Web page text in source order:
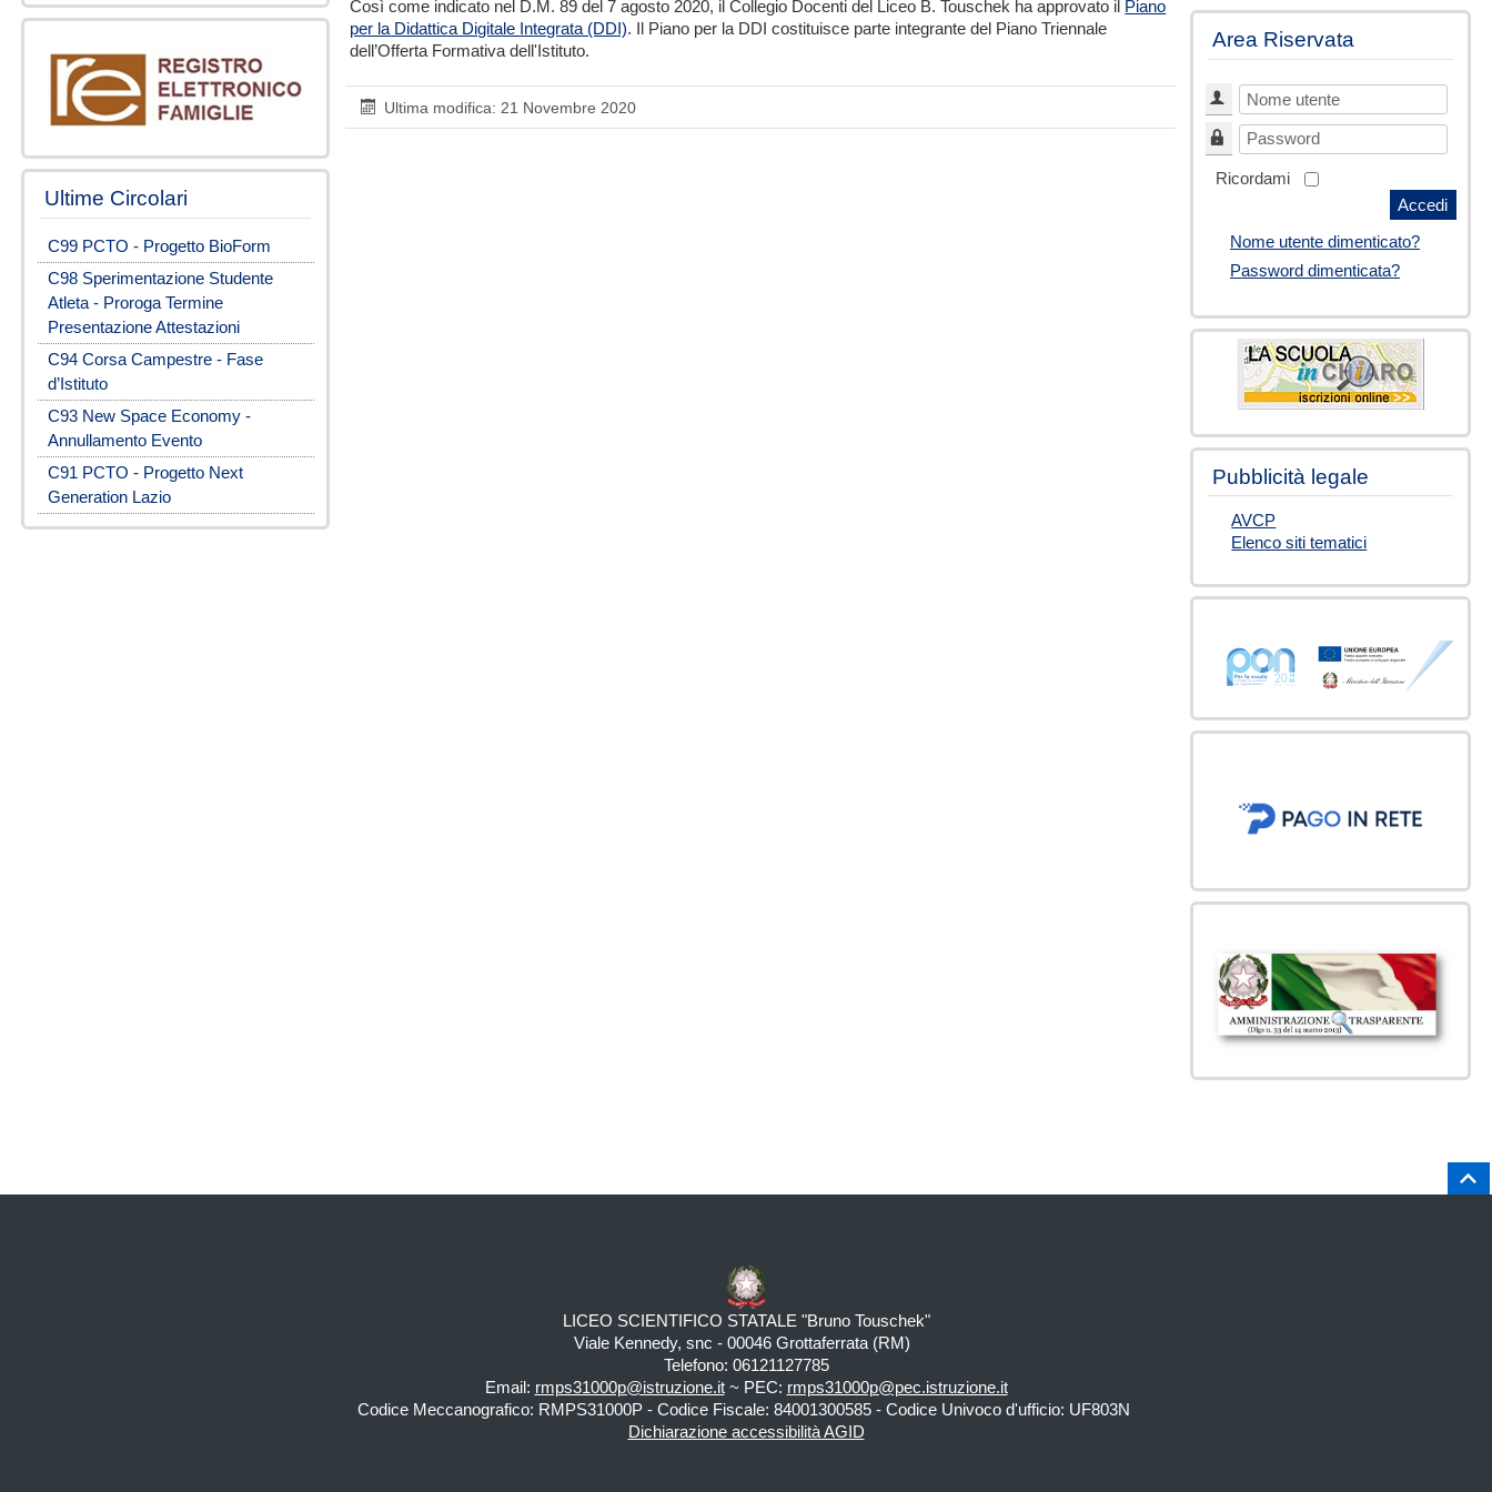
Ultime Circolari
C99 PCTO - Progetto BioForm
C98 Sperimentazione Studente
Atleta - Proroga Termine
Presentazione Attestazioni
C94 Corsa Campestre - Fase
d’Istituto
C93 New Space Economy -
Annullamento Evento
C91 PCTO - Progetto Next
Generation Lazio
Così come indicato nel D.M. 89 del 7 agosto 2020, il Collegio Docenti del Liceo B. Touschek ha approvato il Piano
per la Didattica Digitale Integrata (DDI). Il Piano per la DDI costituisce parte integrante del Piano Triennale
dell’Offerta Formativa dell'Istituto.
Ultima modifica: 21 Novembre 2020
Area Riservata
Nome utente
Password
Ricordami
Accedi
Nome utente dimenticato?
Password dimenticata?
Pubblicità legale
AVCP
Elenco siti tematici
LICEO SCIENTIFICO STATALE "Bruno Touschek"
Viale Kennedy, snc - 00046 Grottaferrata (RM)
Telefono: 06121127785
Email: rmps31000p@istruzione.it~ PEC: rmps31000p@pec.istruzione.it
Codice Meccanografico: RMPS31000P - Codice Fiscale: 84001300585 - Codice Univoco d'ufficio: UF803N
Dichiarazione accessibilità AGID